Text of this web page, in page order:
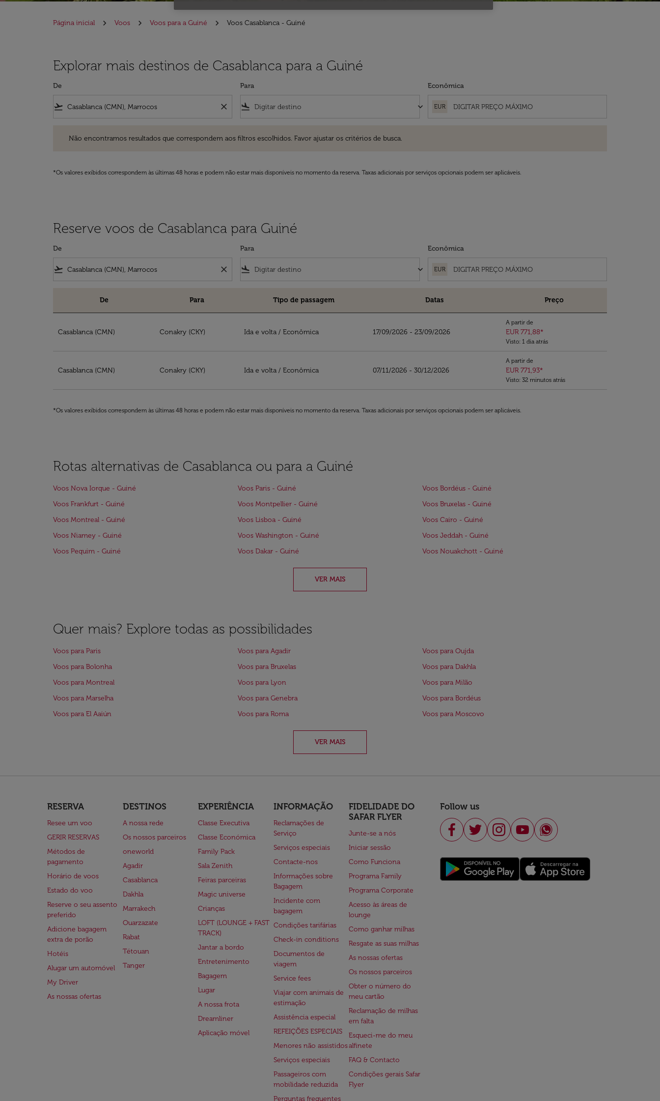
Página inicial Voos Voos para a Guiné Voos Casablanca - Guiné
Explorar mais destinos de Casablanca para a Guiné
De
flight_takeoff close
Para
flight_land keyboard_arrow_down
Econômica
EUR
Não encontramos resultados que correspondem aos filtros escolhidos. Favor ajustar os critérios de busca.
*Os valores exibidos correspondem às últimas 48 horas e podem não estar mais disponíveis no momento da reserva. Taxas adicionais por serviços opcionais podem ser aplicáveis.
Reserve voos de Casablanca para Guiné
De
flight_takeoff close
Para
flight_land keyboard_arrow_down
Econômica
EUR
De Para Tipo de passagem Datas Preço
Casablanca (CMN) Conakry (CKY) Ida e volta / Econômica 17/09/2026 - 23/09/2026
A partir de
EUR 771,88*
Visto: 1 dia atrás
Casablanca (CMN) Conakry (CKY) Ida e volta / Econômica 07/11/2026 - 30/12/2026
A partir de
EUR 771,93*
Visto: 32 minutos atrás
*Os valores exibidos correspondem às últimas 48 horas e podem não estar mais disponíveis no momento da reserva. Taxas adicionais por serviços opcionais podem ser aplicáveis.
Rotas alternativas de Casablanca ou para a Guiné
Voos Nova Iorque - Guiné Voos Paris - Guiné
Voos Bordéus - Guiné
Voos Frankfurt - Guiné
Voos Montpellier - Guiné
Voos Bruxelas - Guiné
Voos Montreal - Guiné
Voos Lisboa - Guiné
Voos Cairo - Guiné
Voos Niamey - Guiné
Voos Washington - Guiné
Voos Jeddah - Guiné
Voos Pequim - Guiné
Voos Dakar - Guiné Voos Nouakchott - Guiné
VER MAIS
Quer mais? Explore todas as possibilidades
Voos para Paris Voos para Agadir
Voos para Oujda
Voos para Bolonha
Voos para Bruxelas
Voos para Dakhla
Voos para Montreal
Voos para Lyon
Voos para Milão
Voos para Marselha
Voos para Genebra
Voos para Bordéus
Voos para El Aaiún
Voos para Roma Voos para Moscovo
VER MAIS
RESERVA
Resee um voo
GERIR RESERVAS
Métodos de
pagamento
Horário de voos
Estado do voo
Reserve o seu assento
preferido
Adicione bagagem
extra de porão
Hotéis
Alugar um automóvel
My Driver
As nossas ofertas
DESTINOS
A nossa rede
Os nossos parceiros
oneworld
Agadir
Casablanca
Dakhla
Marrakech
Ouarzazate
Rabat
Tétouan
Tanger
EXPERIÊNCIA
Classe Executiva
Classe Económica
Family Pack
Sala Zenith
Feiras parceiras
Magic universe
Crianças
LOFT (LOUNGE + FAST
TRACK)
Jantar a bordo
Entretenimento
Bagagem
Lugar
A nossa frota
Dreamliner
Aplicação móvel
INFORMAÇÃO
Reclamações de
Serviço
Serviços especiais
Contacte-nos
Informações sobre
Bagagem
Incidente com
bagagem
Condições tarifárias
Check-in conditions
Documentos de
viagem
Service fees
Viajar com animais de
estimação
Assistência especial
REFEIÇÕES ESPECIAIS
Menores não assistidos
Serviços especiais
Passageiros com
mobilidade reduzida
Perguntas frequentes
FIDELIDADE DO
SAFAR FLYER
Junte-se a nós
Iniciar sessão
Como Funciona
Programa Family
Programa Corporate
Acesso às áreas de
lounge
Como ganhar milhas
Resgate as suas milhas
As nossas ofertas
Os nossos parceiros
Obter o número do
meu cartão
Reclamação de milhas
em falta
Esqueci-me do meu
alfinete
FAQ & Contacto
Condições gerais Safar
Flyer
Follow us